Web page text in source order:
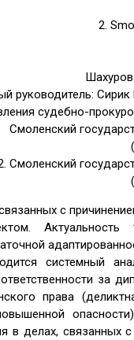
2.
руководитель:
судебно-
Смоленский
Смоленский
с
системный
за
права
в делах, связанных